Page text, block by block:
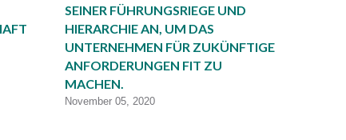
SEINER FÜHRUNGSRIEGE UND
HIERARCHIE AN, UM DAS
UNTERNEHMEN FÜR ZUKÜNFTIGE
ANFORDERUNGEN FIT ZU
MACHEN.
November 05, 2020